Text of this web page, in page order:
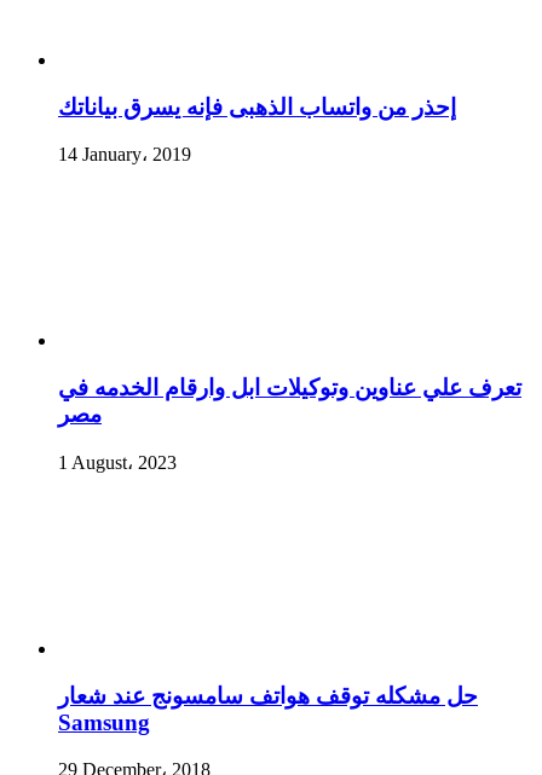
إحذر من واتساب الذهبى فإنه يسرق بياناتك
14 January، 2019
تعرف علي عناوين وتوكيلات ابل وارقام الخدمه في
مصر
1 August، 2023
حل مشكله توقف هواتف سامسونج عند شعار
Samsung
29 December، 2018